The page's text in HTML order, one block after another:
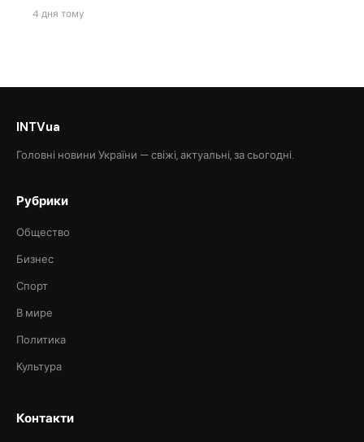
4 дня тому
INTVua
Головні новини України — свіжі, актуальні, за сьогодні.
Рубрики
Общество
Бизнес
Спорт
В мире
Политика
Культура
Контакти